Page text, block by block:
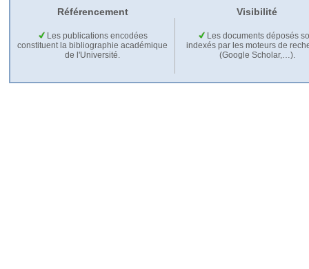
Référencement Visibilité
Les publications encodées
constituent la bibliographie académique
de l'Université.
Les documents déposés
indexés par les moteurs de
(Google Scholar,…).